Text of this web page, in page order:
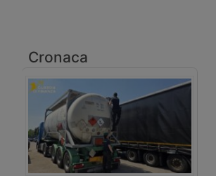
Cronaca